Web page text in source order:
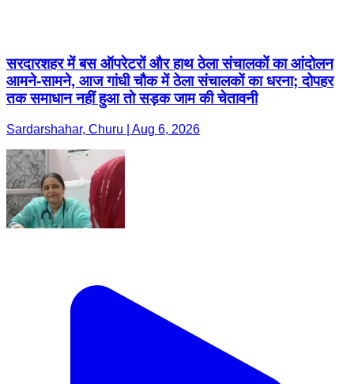
सरदारशहर में बस ऑपरेटरों और हाथ ठेला संचालकों का आंदोलन
आमने-सामने, आज गांधी चौक में ठेला संचालकों का धरना; दोपहर
तक समाधान नहीं हुआ तो सड़क जाम की चेतावनी
Sardarshahar, Churu | Aug 6, 2026